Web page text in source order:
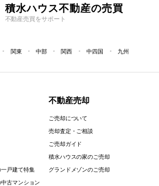
積水ハウス不動産の売買
不動産売買をサポート
関東 中部 関西 中四国 九州
戸建て特集
古マンション
不動産売却
ご売却について
売却査定・ご相談
ご売却ガイド
積水ハウスの家のご売却
グランドメゾンのご売却